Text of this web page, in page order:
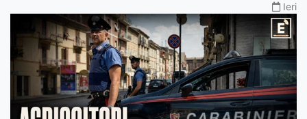
Ieri